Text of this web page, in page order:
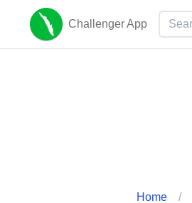
Challenger App
Home /